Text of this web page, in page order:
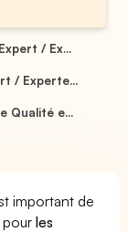
/ Ex...
/ Experte...
Qualité e...
important de
pourles